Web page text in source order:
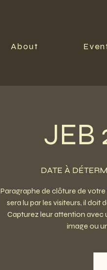
About
JEB
DATE À
Paragraphe de clôture de
sera lu par les visiteurs, il
Capturez leur attention avec
image ou